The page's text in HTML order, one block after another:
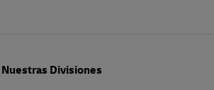
Nuestras Divisiones